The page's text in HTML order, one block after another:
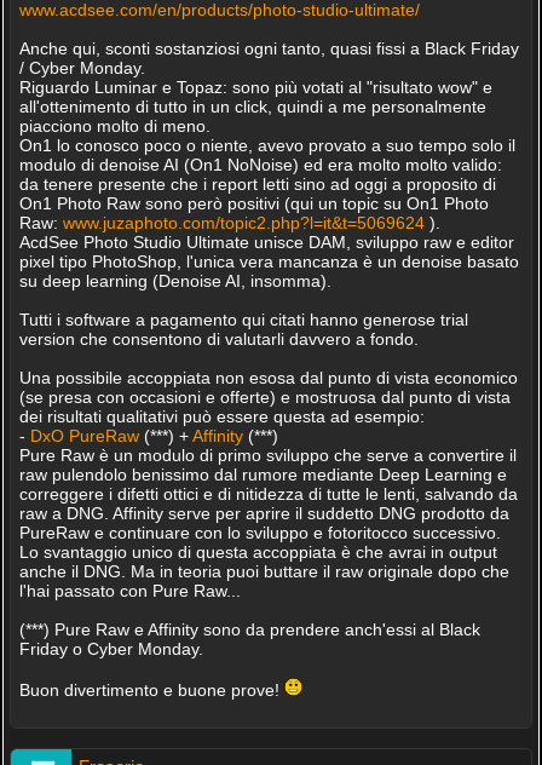
www.acdsee.com/en/products/photo-studio-ultimate/
Anche qui, sconti sostanziosi ogni tanto, quasi fissi a Black Friday
/ Cyber Monday.
Riguardo Luminar e Topaz: sono più votati al "risultato wow" e
all'ottenimento di tutto in un click, quindi a me personalmente
piacciono molto di meno.
On1 lo conosco poco o niente, avevo provato a suo tempo solo il
modulo di denoise AI (On1 NoNoise) ed era molto molto valido:
da tenere presente che i report letti sino ad oggi a proposito di
On1 Photo Raw sono però positivi (qui un topic su On1 Photo
Raw: www.juzaphoto.com/topic2.php?l=it&t=5069624).
AcdSee Photo Studio Ultimate unisce DAM, sviluppo raw e editor
pixel tipo PhotoShop, l'unica vera mancanza è un denoise basato
su deep learning (Denoise AI, insomma).
Tutti i software a pagamento qui citati hanno generose trial
version che consentono di valutarli davvero a fondo.
Una possibile accoppiata non esosa dal punto di vista economico
(se presa con occasioni e offerte) e mostruosa dal punto di vista
dei risultati qualitativi può essere questa ad esempio:
- DxO PureRaw(***) +Affinity(***)
Pure Raw è un modulo di primo sviluppo che serve a convertire il
raw pulendolo benissimo dal rumore mediante Deep Learning e
correggere i difetti ottici e di nitidezza di tutte le lenti, salvando da
raw a DNG. Affinity serve per aprire il suddetto DNG prodotto da
PureRaw e continuare con lo sviluppo e fotoritocco successivo.
Lo svantaggio unico di questa accoppiata è che avrai in output
anche il DNG. Ma in teoria puoi buttare il raw originale dopo che
l'hai passato con Pure Raw...
(***) Pure Raw e Affinity sono da prendere anch'essi al Black
Friday o Cyber Monday.
Buon divertimento e buone prove!